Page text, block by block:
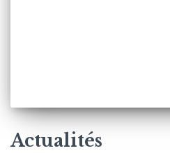
Actualités